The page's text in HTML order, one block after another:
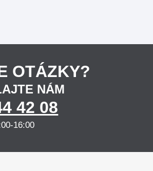
OTÁZKY?
NÁM
42 08
16:00